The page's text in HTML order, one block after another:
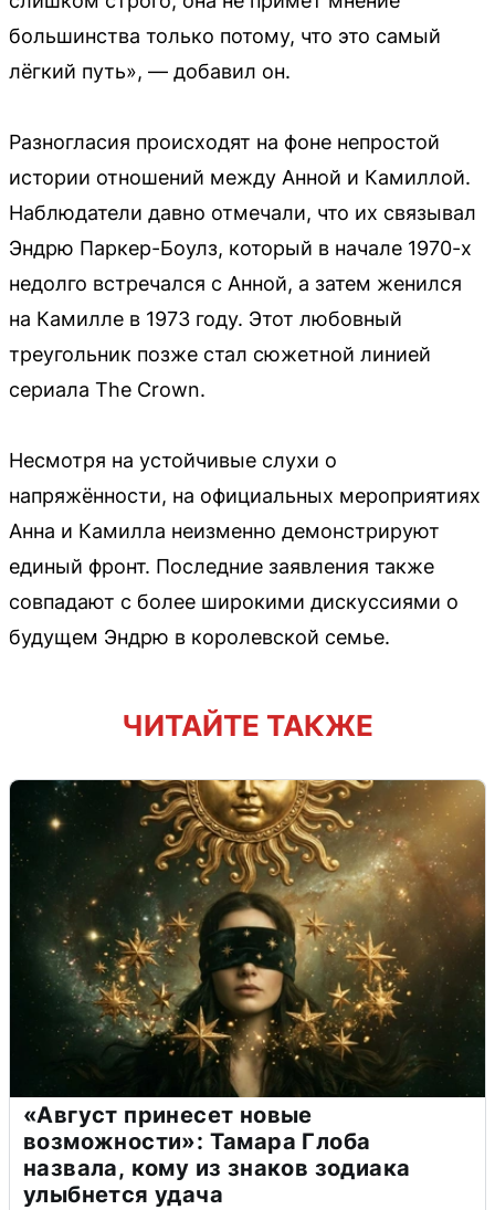
большинства только потому, что это самый
лёгкий путь», — добавил он.
Разногласия происходят на фоне непростой
истории отношений между Анной и Камиллой.
Наблюдатели давно отмечали, что их связывал
Эндрю Паркер-Боулз, который в начале 1970-х
недолго встречался с Анной, а затем женился
на Камилле в 1973 году. Этот любовный
треугольник позже стал сюжетной линией
сериала The Crown.
Несмотря на устойчивые слухи о
напряжённости, на официальных мероприятиях
Анна и Камилла неизменно демонстрируют
единый фронт. Последние заявления также
совпадают с более широкими дискуссиями о
будущем Эндрю в королевской семье.
ЧИТАЙТЕ ТАКЖЕ
«Август принесет новые
возможности»: Тамара Глоба
назвала, кому из знаков зодиака
улыбнется удача